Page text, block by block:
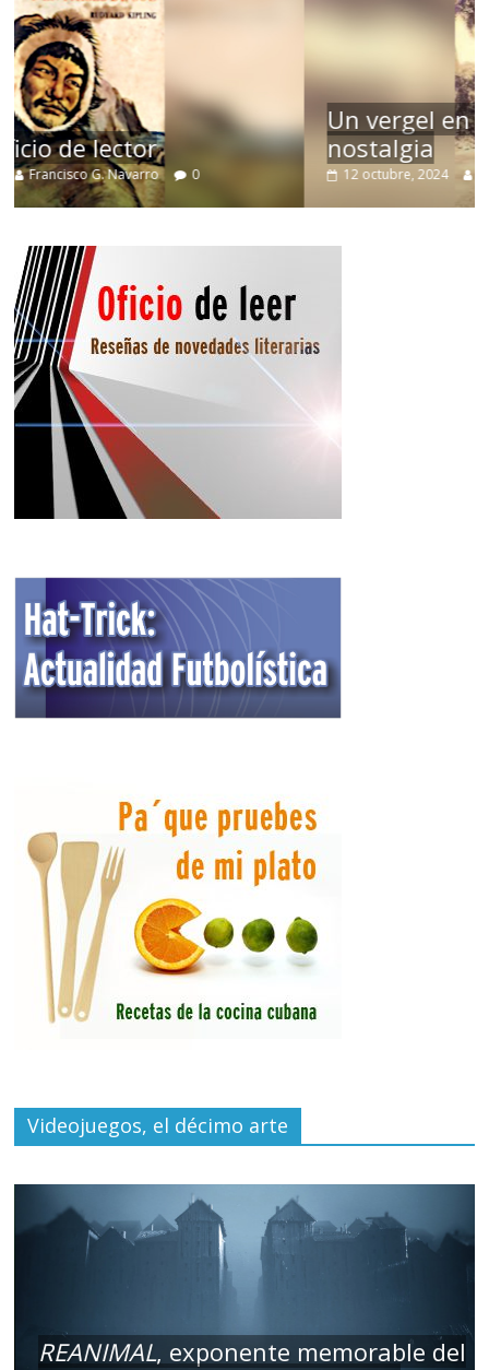
Un vergel en las nieblas de la
nostalgia
12 octubre, 2024 Francisco G. Navarro 0
Videojuegos, el décimo arte
REANIMAL, exponente memorable del